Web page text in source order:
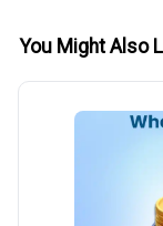
You Might Also